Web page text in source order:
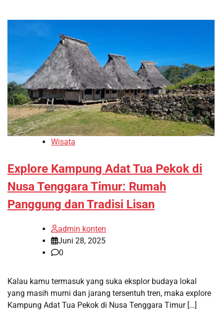
Wisata
Explore Kampung Adat Tua Pekok di
Nusa Tenggara Timur: Rumah
Panggung dan Tradisi Lisan
admin konten
Juni 28, 2025
0
Kalau kamu termasuk yang suka eksplor budaya lokal
yang masih murni dan jarang tersentuh tren, maka explore
Kampung Adat Tua Pekok di Nusa Tenggara Timur […]